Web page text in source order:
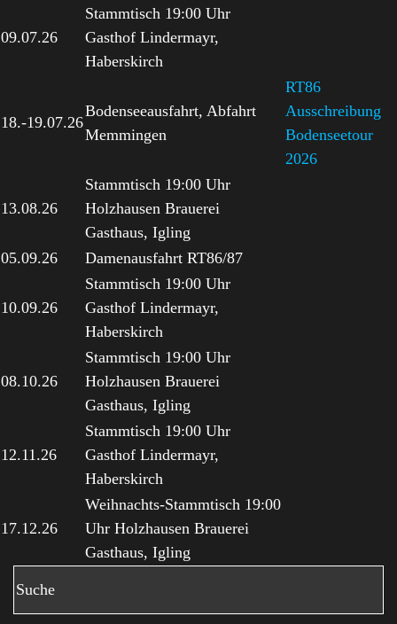
09.07.26
Stammtisch 19:00 Uhr
Gasthof Lindermayr,
Haberskirch
18.-19.07.26
Bodenseeausfahrt, Abfahrt
Memmingen
RT86
Ausschreibung
Bodenseetour
2026
13.08.26
Stammtisch 19:00 Uhr
Holzhausen Brauerei
Gasthaus, Igling
05.09.26
Damenausfahrt RT86/87
10.09.26
Stammtisch 19:00 Uhr
Gasthof Lindermayr,
Haberskirch
08.10.26
Stammtisch 19:00 Uhr
Holzhausen Brauerei
Gasthaus, Igling
12.11.26
Stammtisch 19:00 Uhr
Gasthof Lindermayr,
Haberskirch
17.12.26
Weihnachts-Stammtisch 19:00
Uhr Holzhausen Brauerei
Gasthaus, Igling